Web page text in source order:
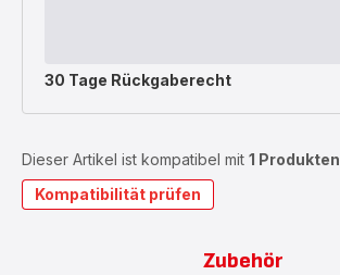
30 Tage Rückgaberecht
Dieser Artikel ist kompatibel mit 1 Produkten
Kompatibilität prüfen
Zubehör